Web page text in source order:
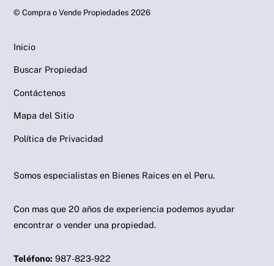
©Compra o Vende Propiedades 2026
Inicio
Buscar Propiedad
Contáctenos
Mapa del Sitio
Política de Privacidad
Somos especialistas en Bienes Raices en el Peru.
Con mas que 20 años de experiencia podemos ayudar
encontrar o vender una propiedad.
Teléfono: 987-823-922